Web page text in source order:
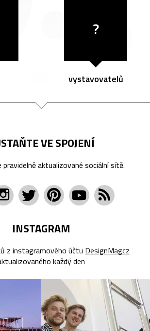
?
vystavovatelů
VE SPOJENÍ
pravidelně aktualizované sociální sítě.
INSTAGRAM
z instagramového účtu DesignMagcz
každý den